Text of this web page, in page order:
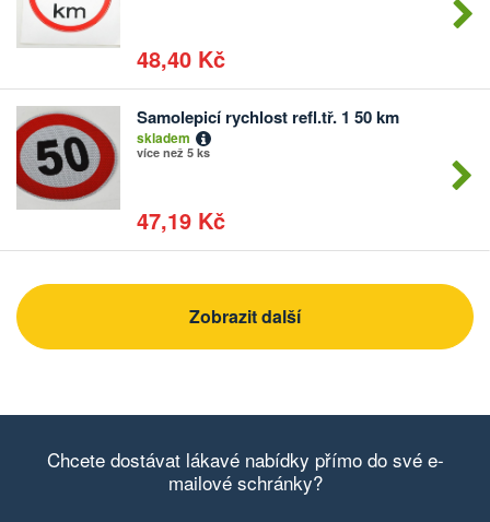
48,40 Kč
Samolepicí rychlost refl.tř. 1 50 km
skladem
více než 5 ks
47,19 Kč
Počet
kusů
Zobrazit další
Chcete dostávat lákavé nabídky přímo do své e-
mailové schránky?